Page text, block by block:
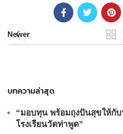
Newer
บทความล่าสุด
“มอบทุน พร้อมถุงปันสุขให้กั
โรงเรียนวัดท่าพูด”